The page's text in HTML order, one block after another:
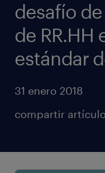
desafío
de RR.HH
estándar
31 enero 2018
compartir